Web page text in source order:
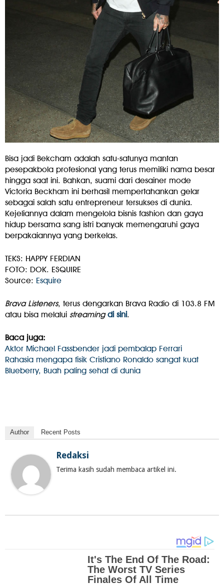
Bisa jadi Bekcham adalah satu-satunya mantan
pesepakbola profesional yang terus memiliki nama besar
hingga saat ini. Bahkan, suami dari desainer mode
Victoria Beckham ini berhasil mempertahankan gelar
sebagai salah satu entrepreneur tersukses di dunia.
Kejeliannya dalam mengelola bisnis fashion dan gaya
hidup bersama sang istri banyak memengaruhi gaya
berpakaiannya yang berkelas.
TEKS: HAPPY FERDIAN
FOTO: DOK. ESQUIRE
Source: Esquire
Brava Listeners, terus dengarkan Brava Radio di 103.8 FM
atau bisa melalui streaming di sini.
Baca juga:
Aktor Michael Fassbender jadi pembalap Ferrari
Rahasia mengapa fisik Cristiano Ronaldo sangat kuat
Blueberry, Buah paling sehat di dunia
Author Recent Posts
Redaksi
Terima kasih sudah membaca artikel ini.